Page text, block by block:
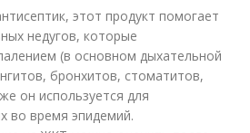
этот продукт помогает
недугов, которые
(в основном дыхательной
бронхитов, стоматитов,
он используется для
во время эпидемий.